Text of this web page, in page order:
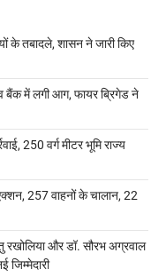
के तबादले, शासन ने जारी किए
बैंक में लगी आग, फायर ब्रिगेड ने
250 वर्ग मीटर भूमि राज्य
एक्शन, 257 वाहनों के चालान, 22
और डॉ. सौरभ अग्रवाल